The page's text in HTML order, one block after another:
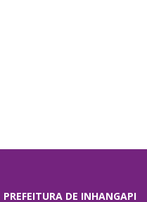
PREFEITURA DE INHANGAPI